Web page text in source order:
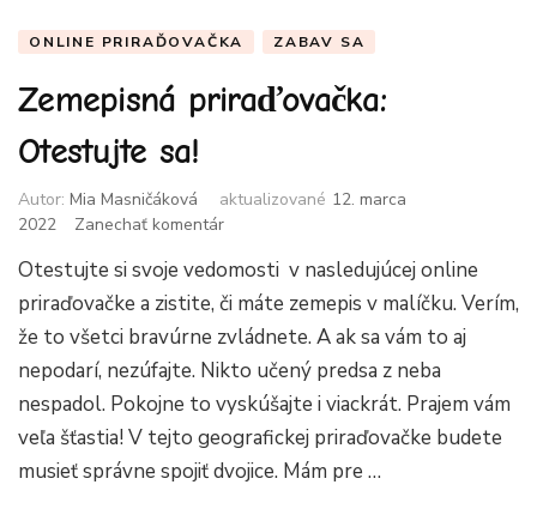
ONLINE PRIRAĎOVAČKA ZABAV SA
Zemepisná priraďovačka:
Otestujte sa!
Autor: Mia Masničáková aktualizované 12. marca
2022
Zanechať komentárk
Zemepisná
priraďovačka:
Otestujte
sa!
Otestujte si svoje vedomosti v nasledujúcej online
priraďovačke a zistite, či máte zemepis v malíčku. Verím,
že to všetci bravúrne zvládnete. A ak sa vám to aj
nepodarí, nezúfajte. Nikto učený predsa z neba
nespadol. Pokojne to vyskúšajte i viackrát. Prajem vám
veľa šťastia! V tejto geografickej priraďovačke budete
musieť správne spojiť dvojice. Mám pre …